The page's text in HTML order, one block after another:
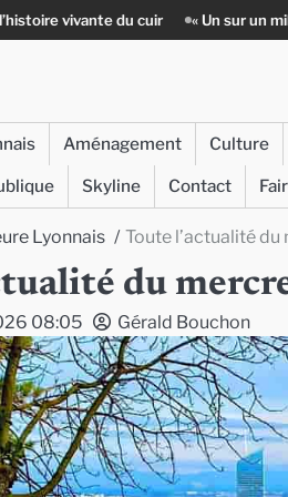
« Un sur un million » : Rachid Azizi,
Aménagement Culture
Skyline Contact
Lyonnais Toute l’actualité
du
08:05 Gérald Bouchon